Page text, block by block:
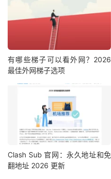
有哪些梯子可以看外网？2026
最佳外网梯子选项
Clash Sub 官网：永久地址和免
翻地址 2026 更新